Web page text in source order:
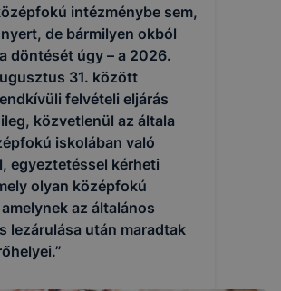
intézménybe sem,
de bármilyen okból
döntését úgy – a 2026.
31. között
felvételi eljárás
közvetlenül az általa
iskolában való
egyeztetéssel kérheti
olyan középfokú
az általános
lezárulása után maradtak